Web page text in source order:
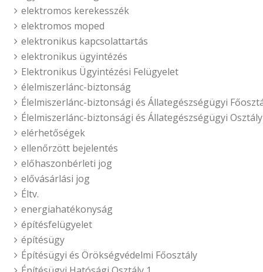
elektromos kerekesszék
elektromos moped
elektronikus kapcsolattartás
elektronikus ügyintézés
Elektronikus Ügyintézési Felügyelet
élelmiszerlánc-biztonság
Élelmiszerlánc-biztonsági és Állategészségügyi
Élelmiszerlánc-biztonsági és Állategészségügyi Osztály
elérhetőségek
ellenőrzött bejelentés
előhaszonbérleti jog
elővásárlási jog
Éltv.
energiahatékonyság
építésfelügyelet
építésügy
Építésügyi és Örökségvédelmi Főosztály